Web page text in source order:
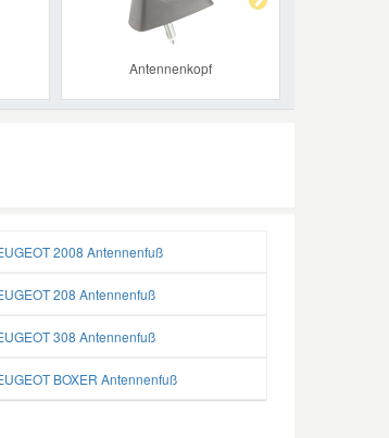
Antennenkopf
2008 Antennenfuß
208 Antennenfuß
308 Antennenfuß
BOXER Antennenfuß